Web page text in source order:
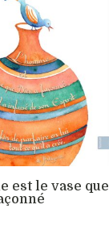
est le vase que